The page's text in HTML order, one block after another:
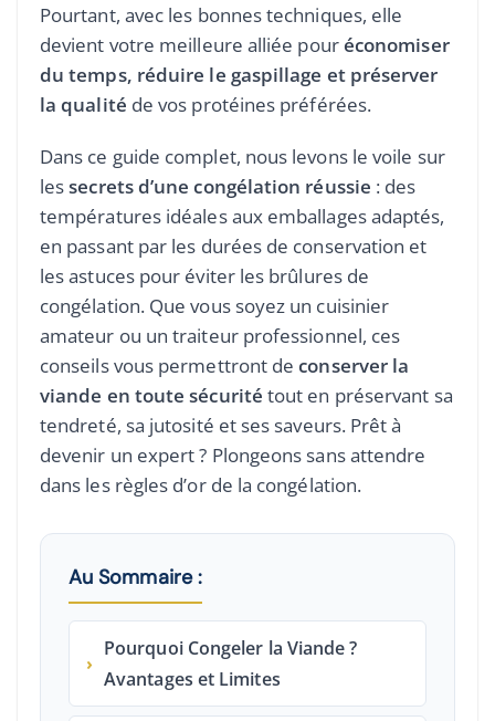
Pourtant, avec les bonnes techniques, elle
devient votre meilleure alliée pour économiser
du temps, réduire le gaspillage et préserver
la qualité de vos protéines préférées.
Dans ce guide complet, nous levons le voile sur
lessecrets d’une congélation réussie : des
températures idéales aux emballages adaptés,
en passant par les durées de conservation et
les astuces pour éviter les brûlures de
congélation. Que vous soyez un cuisinier
amateur ou un traiteur professionnel, ces
conseils vous permettront deconserver la
viande en toute sécurité tout en préservant sa
tendreté, sa jutosité et ses saveurs. Prêt à
devenir un expert ? Plongeons sans attendre
dans les règles d’or de la congélation.
Au Sommaire :
›
Pourquoi Congeler la Viande ?
Avantages et Limites